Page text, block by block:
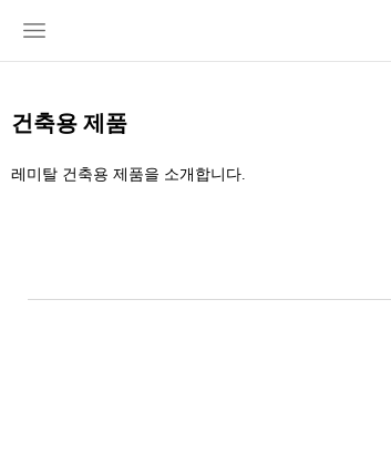
건축용 제품
레미탈 건축용 제품을 소개합니다.